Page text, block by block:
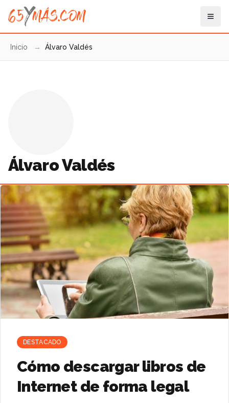
Inicio → Álvaro Valdés
Álvaro Valdés
Artículo destacado
DESTACADO
Cómo descargar libros de
Internet de forma legal